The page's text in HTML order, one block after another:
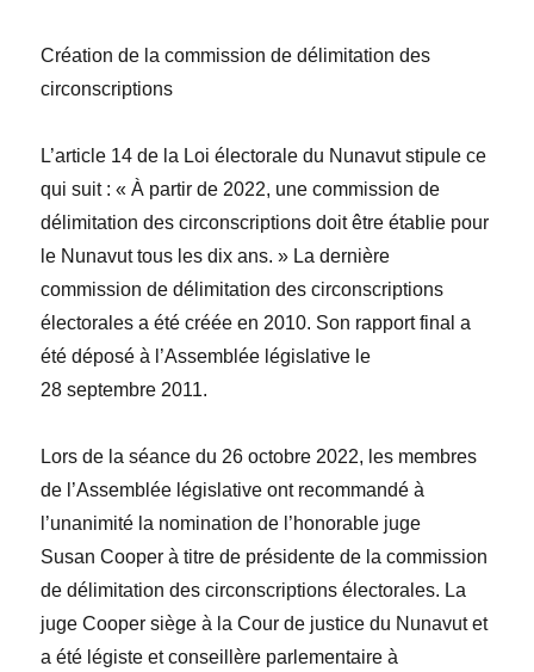
Création de la commission de délimitation des
circonscriptions
L’article 14 de la Loi électorale du Nunavutstipule ce
qui suit : « À partir de 2022, une commission de
délimitation des circonscriptions doit être établie pour
le Nunavut tous les dix ans. » La dernière
commission de délimitation des circonscriptions
électorales a été créée en 2010. Son rapport final a
été déposé à l’Assemblée législative le
28 septembre 2011.
Lors de la séance du 26 octobre 2022, les membres
de l’Assemblée législative ont recommandé à
l’unanimité la nomination de l’honorable juge
Susan Cooper à titre de présidente de la commission
de délimitation des circonscriptions électorales. La
juge Cooper siège à la Cour de justice du Nunavut et
a été légiste et conseillère parlementaire à